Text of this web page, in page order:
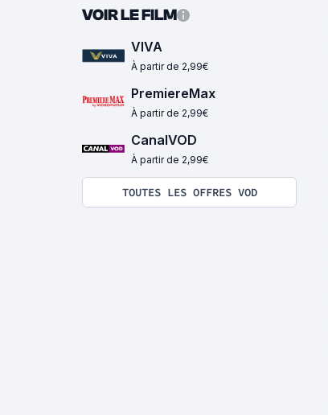
VOIR LE FILM
VIVA
À partir de 2,99€
PremiereMax
À partir de 2,99€
CanalVOD
À partir de 2,99€
TOUTES LES OFFRES VOD